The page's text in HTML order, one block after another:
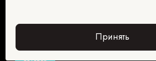
Перейти в чат-бот
Принять